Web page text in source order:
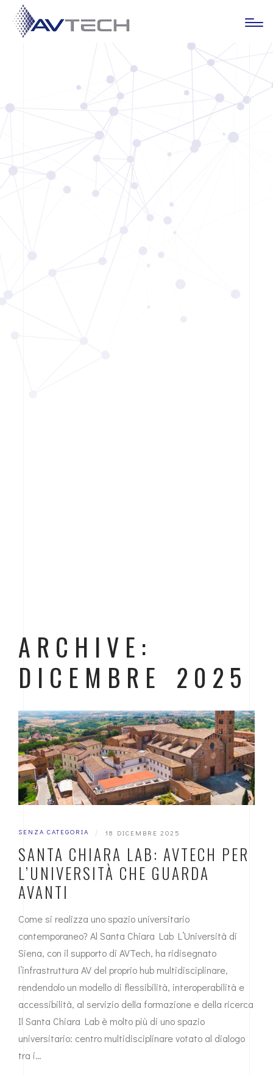
ARCHIVE:
DICEMBRE 2025
SENZA CATEGORIA | 18 DICEMBRE 2025
SANTA CHIARA LAB: AVTECH PER
L’UNIVERSITÀ CHE GUARDA
AVANTI
Come si realizza uno spazio universitario
contemporaneo? Al Santa Chiara Lab L’Università di
Siena, con il supporto di AVTech, ha ridisegnato
l’infrastruttura AV del proprio hub multidisciplinare,
rendendolo un modello di flessibilità, interoperabilità e
accessibilità, al servizio della formazione e della ricerca
Il Santa Chiara Lab è molto più di uno spazio
universitario: centro multidisciplinare votato al dialogo
tra i…